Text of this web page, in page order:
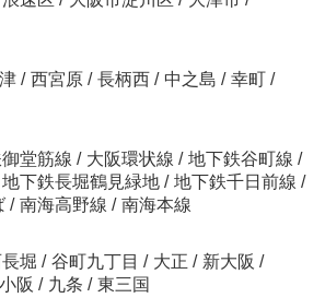
/ 西宮原 / 長柄西 / 中之島 / 幸町 /
堂筋線 / 大阪環状線 / 地下鉄谷町線 /
地下鉄長堀鶴見緑地 / 地下鉄千日前線 /
/ 南海高野線 / 南海本線
堀 / 谷町九丁目 / 大正 / 新大阪 /
阪 / 九条 / 東三国